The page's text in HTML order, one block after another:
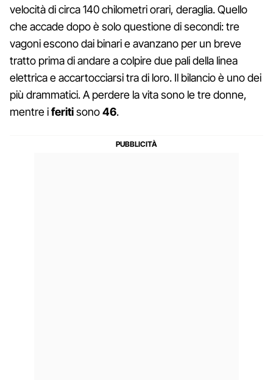
velocità di circa 140 chilometri orari, deraglia. Quello
che accade dopo è solo questione di secondi: tre
vagoni escono dai binari e avanzano per un breve
tratto prima di andare a colpire due pali della linea
elettrica e accartocciarsi tra di loro. Il bilancio è uno dei
più drammatici. A perdere la vita sono le tre donne,
mentre iferitisono46.